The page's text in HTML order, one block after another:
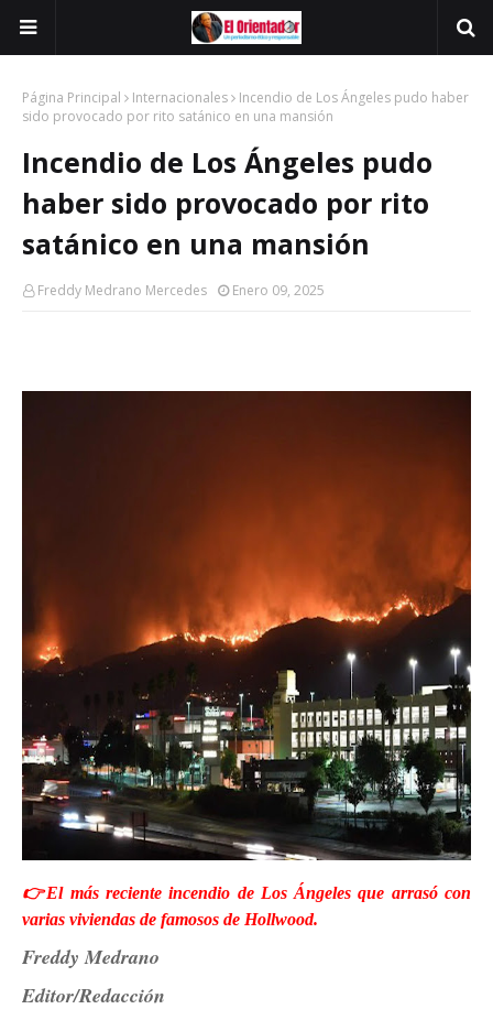
Página Principal Internacionales
Incendio de Los Ángeles pudo haber
sido provocado por rito satánico en una mansión
Incendio de Los Ángeles pudo
haber sido provocado por rito
satánico en una mansión
Freddy Medrano Mercedes Enero 09, 2025
👉El más reciente incendio de Los Ángeles que arrasó con
varias viviendas de famosos de Hollwood.
Freddy Medrano
Editor/Redacción